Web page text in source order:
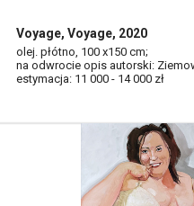
Voyage, Voyage, 2020
olej. płótno, 100 x150 cm;
na odwrocie opis autorski:
estymacja: 11 000 - 14 000 zł